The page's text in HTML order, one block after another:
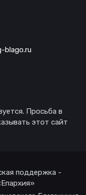
blago.ru
Просьба в
этот сайт
поддержка -